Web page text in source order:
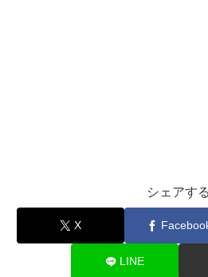
シェアする
X
LINE